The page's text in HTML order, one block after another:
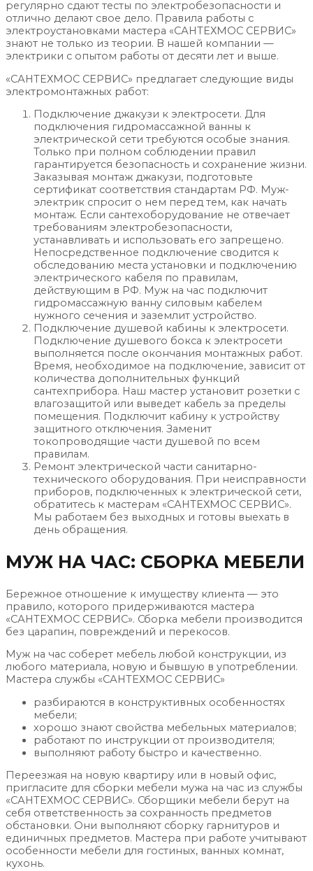
регулярно сдают тесты по электробезопасности и
отлично делают свое дело. Правила работы с
электроустановками мастера «САНТЕХМОС СЕРВИС»
знают не только из теории. В нашей компании —
электрики с опытом работы от десяти лет и выше.
«САНТЕХМОС СЕРВИС» предлагает следующие виды
электромонтажных работ:
Подключение джакузи к электросети. Для
подключения гидромассажной ванны к
электрической сети требуются особые знания.
Только при полном соблюдении правил
гарантируется безопасность и сохранение жизни.
Заказывая монтаж джакузи, подготовьте
сертификат соответствия стандартам РФ. Муж-
электрик спросит о нем перед тем, как начать
монтаж. Если сантехоборудование не отвечает
требованиям электробезопасности,
устанавливать и использовать его запрещено.
Непосредственное подключение сводится к
обследованию места установки и подключению
электрического кабеля по правилам,
действующим в РФ. Муж на час подключит
гидромассажную ванну силовым кабелем
нужного сечения и заземлит устройство.
Подключение душевой кабины к электросети.
Подключение душевого бокса к электросети
выполняется после окончания монтажных работ.
Время, необходимое на подключение, зависит от
количества дополнительных функций
сантехприбора. Наш мастер установит розетки с
влагозащитой или выведет кабель за пределы
помещения. Подключит кабину к устройству
защитного отключения. Заменит
токопроводящие части душевой по всем
правилам.
Ремонт электрической части санитарно-
технического оборудования. При неисправности
приборов, подключенных к электрической сети,
обратитесь к мастерам «САНТЕХМОС СЕРВИС».
Мы работаем без выходных и готовы выехать в
день обращения.
МУЖ НА ЧАС: СБОРКА МЕБЕЛИ
Бережное отношение к имуществу клиента — это
правило, которого придерживаются мастера
«САНТЕХМОС СЕРВИС». Сборка мебели производится
без царапин, повреждений и перекосов.
Муж на час соберет мебель любой конструкции, из
любого материала, новую и бывшую в употреблении.
Мастера службы «САНТЕХМОС СЕРВИС»
разбираются в конструктивных особенностях
мебели;
хорошо знают свойства мебельных материалов;
работают по инструкции от производителя;
выполняют работу быстро и качественно.
Переезжая на новую квартиру или в новый офис,
пригласите для сборки мебели мужа на час из службы
«САНТЕХМОС СЕРВИС». Сборщики мебели берут на
себя ответственность за сохранность предметов
обстановки. Они выполняют сборку гарнитуров и
единичных предметов. Мастера при работе учитывают
особенности мебели для гостиных, ванных комнат,
кухонь.